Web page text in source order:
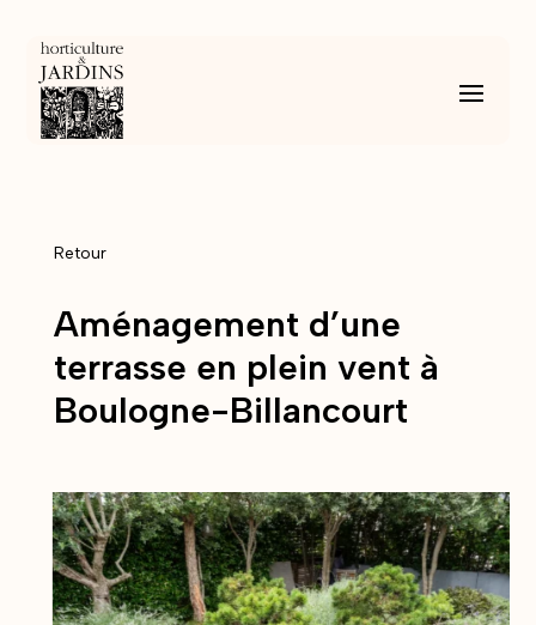
Retour
Aménagement d’une
terrasse en plein vent à
Boulogne-Billancourt